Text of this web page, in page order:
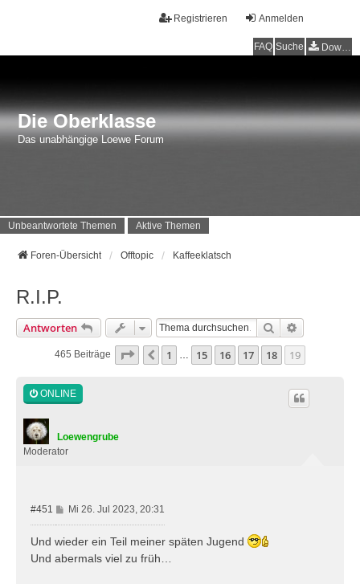
Anmelden
Registrieren
FAQ Suche Downloads
Die Oberklasse
Das unabhängige Loewe Forum
Unbeantwortete Themen Aktive Themen
Foren-Übersicht Offtopic Kaffeeklatsch
R.I.P.
Antworten Suche
465 Beiträge Seite 19 Von 19
Vorherige
1 … 15 16 17 18 19
ONLINE
Loewengrube
Moderator
#451
B
e
i
r
Mi 26. Jul 2023, 20:31
Und wieder ein Teil meiner späten Jugend
Und abermals viel zu früh…